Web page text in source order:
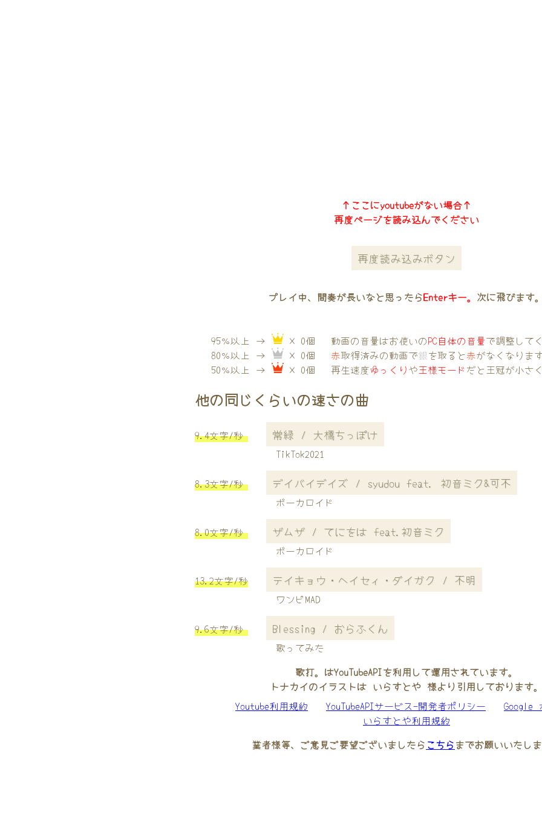
↑ここにyoutubeがない場合↑
再度ページを読み込んでください
再度読み込みボタン
プレイ中、間奏が長いなと思ったらEnterキー。 次に飛びます
95％以上 →
× 0個
80％以上 →
× 0個
50％以上 →
× 0個
動画の音量はお使いのPC自体の音量で調整して
赤取得済みの動画で銀を取ると赤がなくなりま
再生速度ゆっくりや王様モード だと王冠が小さ
他の同じくらいの速さの曲
9.4文字/秒 常緑 / 大橋ちっぽけ
TikTok2021
8.3文字/秒 デイバイデイズ / syudou feat. 初音ミク&可不
ボーカロイド
8.0文字/秒 ザムザ / てにをは feat.初音ミク
ボーカロイド
13.2文字/秒 テイキョウ・ヘイセィ・ダイガク / 不明
ワンピMAD
9.6文字/秒 Blessing / おらふくん
歌ってみた
歌打。はYouTubeAPIを利用して運用されています。
トナカイのイラストは いらすとや 様より引用しております
Youtube利用規約
YouTubeAPIサービス-開発者ポリシー
Google
いらすとや利用規約
業者様等、ご意見ご要望ございましたら こちらまでお願いいたし